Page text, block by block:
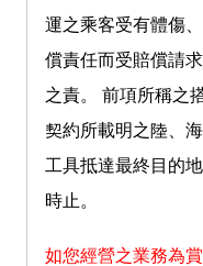
運之乘客受有體傷
償責任而受賠償請
之責。 前項所稱之
契約所載明之陸、
工具抵達最終目的
時止。
如您經營之業務為